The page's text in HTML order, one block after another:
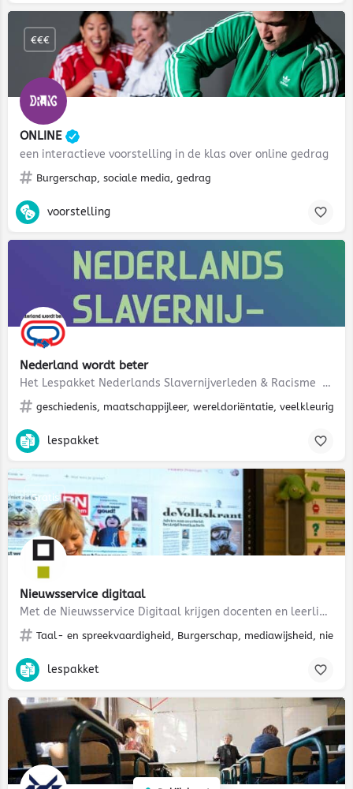
ONLINE
een interactieve voorstelling in de klas over online gedrag
Burgerschap, sociale media, gedrag
€€€
voorstelling
Nederland wordt beter
Het Lespakket Nederlands Slavernijverleden & Racisme Hoewel de aandacht voor het Nederlandse…
geschiedenis, maatschappijleer, wereldoriëntatie, veelkleurig
lespakket
Nieuwsservice digitaal
Met de Nieuwsservice Digitaal krijgen docenten en leerlingen toegang tot de digitale edities van…
Taal- en spreekvaardigheid, Burgerschap, mediawijsheid,
Gratis
lespakket